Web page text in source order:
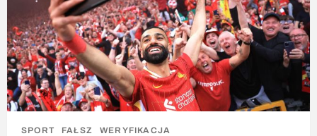
SPORT FAŁSZ WERYFIKACJA